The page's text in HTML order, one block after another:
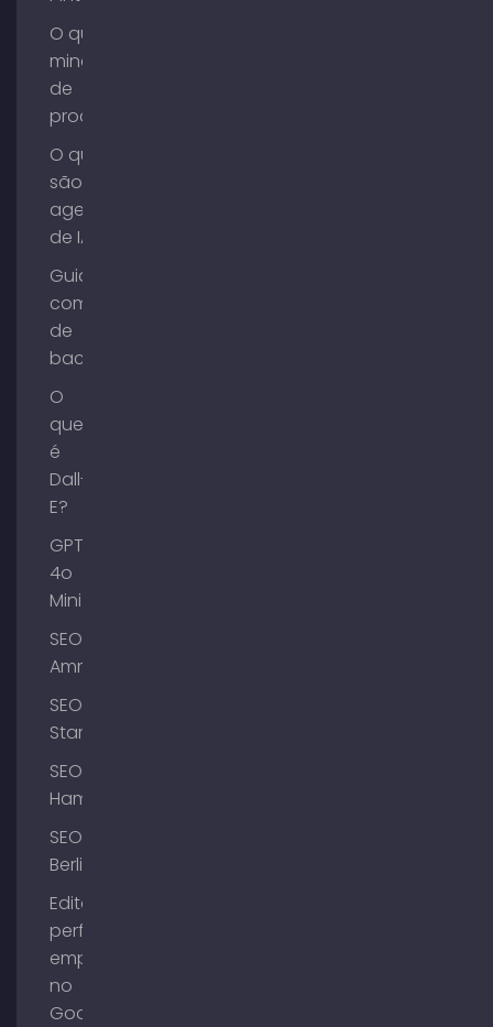
O que é
mineração
de
processos?
O que
são
agentes
de IA?
Guia de
compra
de
backlinks
O
que
é
Dall-
E?
GPT-
4o
Mini
SEO
Ammersee
SEO
Starnberg
SEO
Hamburgo
SEO
Berlim
Editar o
perfil da
empresa
no
Google